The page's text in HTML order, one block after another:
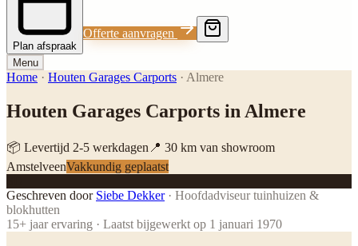
Plan afspraak
Offerte aanvragen
Menu
Home · Houten Garages Carports · Almere
Houten Garages Carports in Almere
📦 Levertijd 2-5 werkdagen 📍 30 km van showroom
AmstelveenVakkundig geplaatst
Geschreven door Siebe Dekker· Hoofdadviseur tuinhuizen &
blokhutten
15+ jaar ervaring · Laatst bijgewerkt op 1 januari 1970